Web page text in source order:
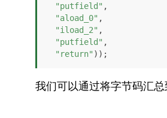
"putfield" ,
"aload_0" ,
"iload_2" ,
"putfield" ,
"return" ));
我们可以通过将字节码汇